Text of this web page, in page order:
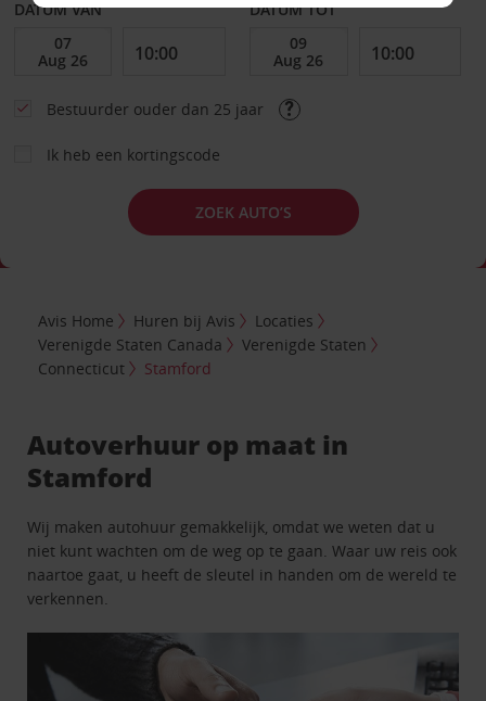
DATUM VAN DATUM TOT
Bestuurder ouder dan 25 jaar
Ik heb een kortingscode
ZOEK AUTO’S
Avis Home Huren bij Avis
Locaties
Verenigde Staten Canada
Verenigde Staten
Connecticut
Stamford
Autoverhuur op maat in
Stamford
Wij maken autohuur gemakkelijk, omdat we weten dat u
niet kunt wachten om de weg op te gaan. Waar uw reis ook
naartoe gaat, u heeft de sleutel in handen om de wereld te
verkennen.